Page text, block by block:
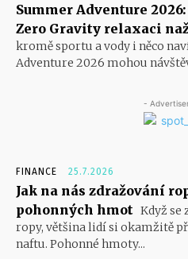
Summer Adventure
Zero Gravity relaxaci
kromě sportu a vody i něco
Adventure 2026 mohou
-
FINANCE 25.7.2026
Jak na nás zdražování
pohonných hmot Když se
ropy, většina lidí si okamžitě
naftu. Pohonné hmoty...